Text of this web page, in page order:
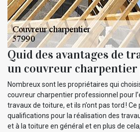
Quid des avantages de
un couvreur
Nombreux sont les propriétaires qui
couvreur charpentier professionnel pour
travaux de toiture, et ils n’ont pas tord !
qualifications pour la réalisation des
et à la toiture en général et en plus de